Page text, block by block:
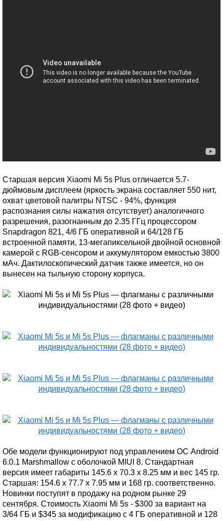
Старшая версия Xiaomi Mi 5s Plus отличается 5.7-
дюймовым дисплеем (яркость экрана составляет 550 нит,
охват цветовой палитры NTSC - 94%, функция
распознания силы нажатия отсутствует) аналогичного
разрешения, разогнанным до 2.35 ГГц процессором
Snapdragon 821, 4/6 ГБ оперативной и 64/128 ГБ
встроенной памяти, 13-мегапиксельной двойной основной
камерой с RGB-сенсором и аккумулятором емкостью 3800
мАч. Дактилоскопический датчик также имеется, но он
вынесен на тыльную сторону корпуса.
Обе модели функционируют под управлением ОС Android
6.0.1 Marshmallow с оболочкой MIUI 8. Стандартная
версия имеет габариты 145.6 x 70.3 x 8.25 мм и вес 145 гр.
Старшая: 154.6 x 77.7 x 7.95 мм и 168 гр. соответственно.
Новинки поступят в продажу на родном рынке 29
сентября. Стоимость Xiaomi Mi 5s - $300 за вариант на
3/64 ГБ и $345 за модификацию с 4 ГБ оперативной и 128